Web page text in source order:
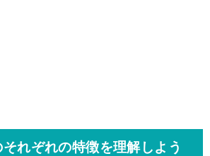
れぞれの特徴を理解しよう